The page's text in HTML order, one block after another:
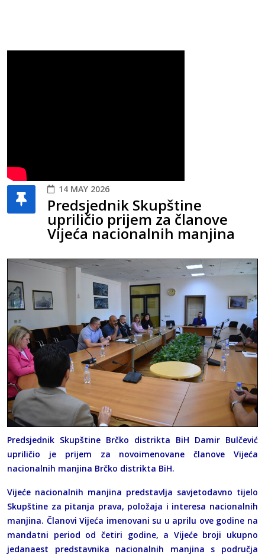
14 MAY 2026
Predsjednik Skupštine
upriličio prijem za članove
Vijeća nacionalnih manjina
Predsjednik Skupštine Brčko distrikta BiH Damir Bulčević
upriličio je prijem za novoimenovane članove Vijeća
nacionalnih manjina Brčko distrikta BiH.
Vijeće nacionalnih manjina predstavlja savjetodavno tijelo
Skupštine za pitanja prava, položaja i interesa nacionalnih
manjina. Članovi Vijeća imenovani su u aprilu ove godine na
mandatni period od četiri godine, a Vijeće broji ukupno
jedanaest predstavnika nacionalnih manjina s područja